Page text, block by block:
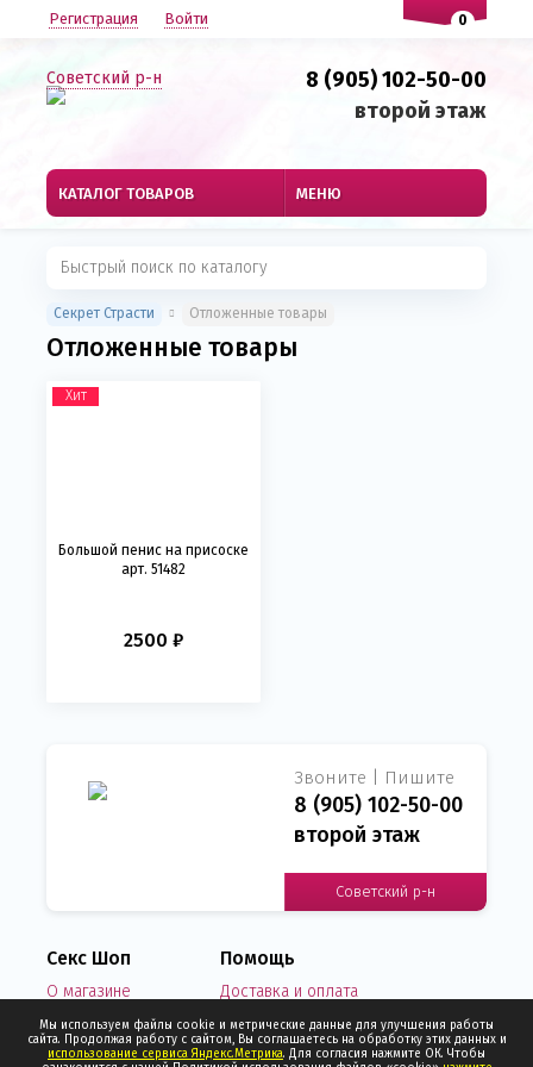
8 (905) 102-50-00
второй этаж
Советский р-н
Регистрация Войти
КАТАЛОГ ТОВАРОВ МЕНЮ
Секрет Страсти Отложенные товары
Отложенные товары
Большой пенис на присоске
арт. 51482
2500 ₽
Хит
Звоните | Пишите
8 (905) 102-50-00
второй этаж
Советский р-н
Секс Шоп
О магазине
Новости
Отзывы о нас
Помощь
Доставка и оплата
Написать нам письмо
Узнать статус заказа
0
Мы используем файлы cookie и метрические данные для улучшения работы
сайта. Продолжая работу с сайтом, Вы соглашаетесь на обработку этих данных и
использование сервиса Яндекс.Метрика. Для согласия нажмите ОК. Чтобы